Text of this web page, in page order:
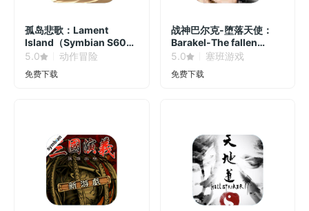
孤岛悲歌：Lament
Island（Symbian S60v3
Game）
5.0 动作冒险
免费下载
战神巴尔克-堕落天使：
Barakel-The fallen
angel（Symbian
5.0 塞班游戏
免费下载